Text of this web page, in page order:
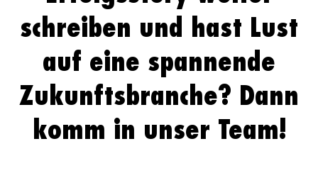
schreiben und hast Lust
auf eine spannende
Zukunftsbranche? Dann
komm in unser Team!